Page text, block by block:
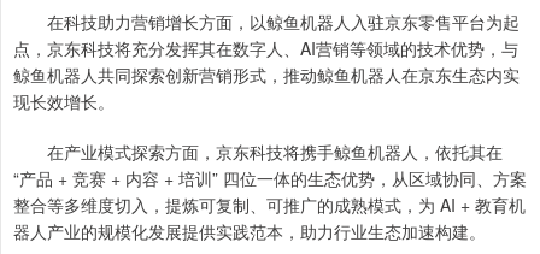
在科技助力营销增长方面，以鲸鱼机器人入驻京东零售平台为起
点，京东科技将充分发挥其在数字人、AI营销等领域的技术优势，与
鲸鱼机器人共同探索创新营销形式，推动鲸鱼机器人在京东生态内实
现长效增长。
在产业模式探索方面，京东科技将携手鲸鱼机器人，依托其在
“产品 + 竞赛 + 内容 + 培训” 四位一体的生态优势，从区域协同、方案
整合等多维度切入，提炼可复制、可推广的成熟模式，为 AI + 教育机
器人产业的规模化发展提供实践范本，助力行业生态加速构建。